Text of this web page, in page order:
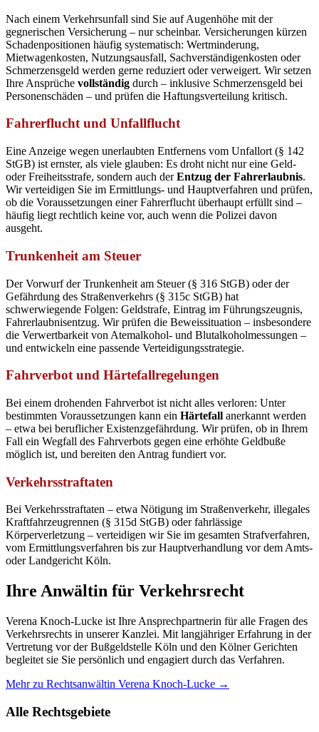
Nach einem Verkehrsunfall sind Sie auf Augenhöhe mit der
gegnerischen Versicherung – nur scheinbar. Versicherungen kürzen
Schadenpositionen häufig systematisch: Wertminderung,
Mietwagenkosten, Nutzungsausfall, Sachverständigenkosten oder
Schmerzensgeld werden gerne reduziert oder verweigert. Wir setzen
Ihre Ansprüche vollständig durch – inklusive Schmerzensgeld bei
Personenschäden – und prüfen die Haftungsverteilung kritisch.
Fahrerflucht und Unfallflucht
Eine Anzeige wegen unerlaubten Entfernens vom Unfallort (§ 142
StGB) ist ernster, als viele glauben: Es droht nicht nur eine Geld-
oder Freiheitsstrafe, sondern auch derEntzug der Fahrerlaubnis.
Wir verteidigen Sie im Ermittlungs- und Hauptverfahren und prüfen,
ob die Voraussetzungen einer Fahrerflucht überhaupt erfüllt sind –
häufig liegt rechtlich keine vor, auch wenn die Polizei davon
ausgeht.
Trunkenheit am Steuer
Der Vorwurf der Trunkenheit am Steuer (§ 316 StGB) oder der
Gefährdung des Straßenverkehrs (§ 315c StGB) hat
schwerwiegende Folgen: Geldstrafe, Eintrag im Führungszeugnis,
Fahrerlaubnisentzug. Wir prüfen die Beweissituation – insbesondere
die Verwertbarkeit von Atemalkohol- und Blutalkoholmessungen –
und entwickeln eine passende Verteidigungsstrategie.
Fahrverbot und Härtefallregelungen
Bei einem drohenden Fahrverbot ist nicht alles verloren: Unter
bestimmten Voraussetzungen kann ein Härtefall anerkannt werden
– etwa bei beruflicher Existenzgefährdung. Wir prüfen, ob in Ihrem
Fall ein Wegfall des Fahrverbots gegen eine erhöhte Geldbuße
möglich ist, und bereiten den Antrag fundiert vor.
Verkehrsstraftaten
Bei Verkehrsstraftaten – etwa Nötigung im Straßenverkehr, illegales
Kraftfahrzeugrennen (§ 315d StGB) oder fahrlässige
Körperverletzung – verteidigen wir Sie im gesamten Strafverfahren,
vom Ermittlungsverfahren bis zur Hauptverhandlung vor dem Amts-
oder Landgericht Köln.
Ihre Anwältin für Verkehrsrecht
Verena Knoch-Lucke ist Ihre Ansprechpartnerin für alle Fragen des
Verkehrsrechts in unserer Kanzlei. Mit langjähriger Erfahrung in der
Vertretung vor der Bußgeldstelle Köln und den Kölner Gerichten
begleitet sie Sie persönlich und engagiert durch das Verfahren.
Mehr zu Rechtsanwältin Verena Knoch-Lucke →
Alle Rechtsgebiete